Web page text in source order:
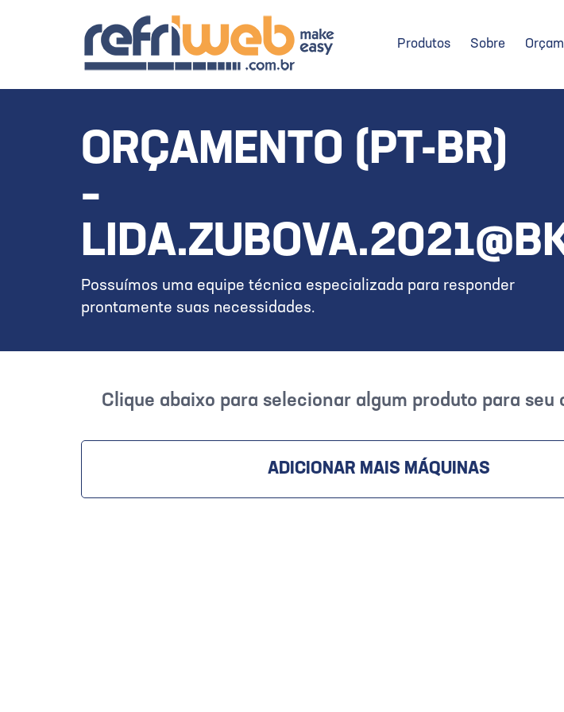
Produtos Sobre
ORÇAMENTO (PT-BR)
–
Possuímos uma equipe técnica especializada para responder
prontamente suas necessidades.
Clique abaixo para selecionar algum produto para seu
ADICIONAR MAIS MÁQUINAS